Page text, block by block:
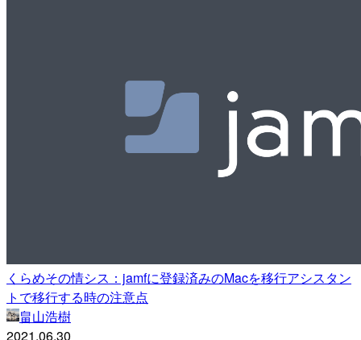
くらめその情シス：jamfに登録済みのMacを移行アシスタン
トで移行する時の注意点
畠山浩樹
2021.06.30